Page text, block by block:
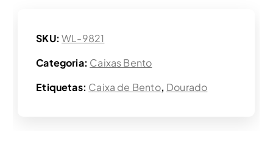
SKU:WL-9821
Categoria: Caixas Bento
Etiquetas: Caixa de Bento, Dourado